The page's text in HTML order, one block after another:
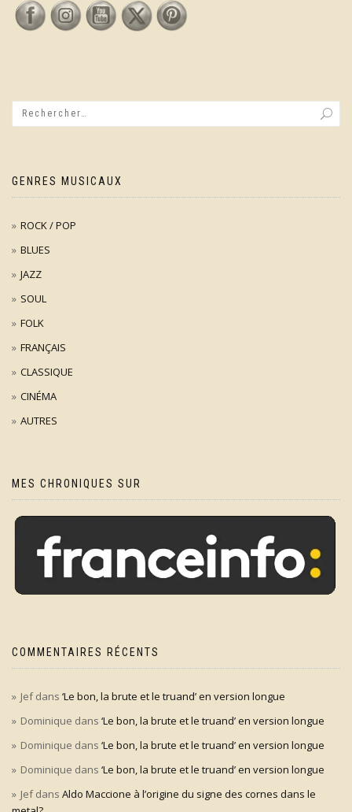
GENRES MUSICAUX
ROCK / POP
BLUES
JAZZ
SOUL
FOLK
FRANÇAIS
CLASSIQUE
CINÉMA
AUTRES
MES CHRONIQUES SUR
COMMENTAIRES RÉCENTS
Jefdans ‘Le bon, la brute et le truand’ en version longue
Dominique dans ‘Le bon, la brute et le truand’ en version longue
Dominique dans ‘Le bon, la brute et le truand’ en version longue
Dominique dans ‘Le bon, la brute et le truand’ en version longue
Jefdans Aldo Maccione à l’origine du signe des cornes dans le